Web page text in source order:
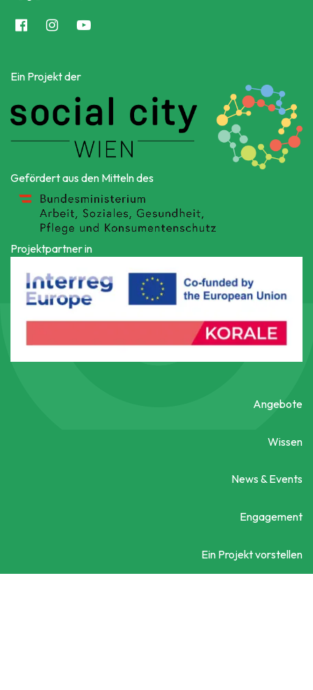
Ein Projekt der
Gefördert aus den Mitteln des
Projektpartner in
Angebote
Wissen
News & Events
Engagement
Ein Projekt vorstellen